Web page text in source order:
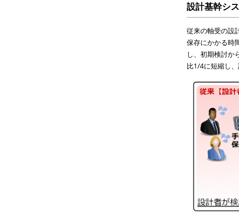
設計基幹シ
従来の軸受の設
保存にかかる時
し、初期検討か
比1/4に短縮し